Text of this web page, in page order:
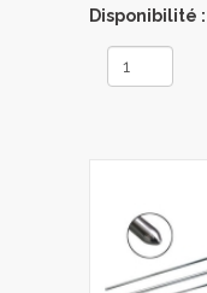
Disponibilité :